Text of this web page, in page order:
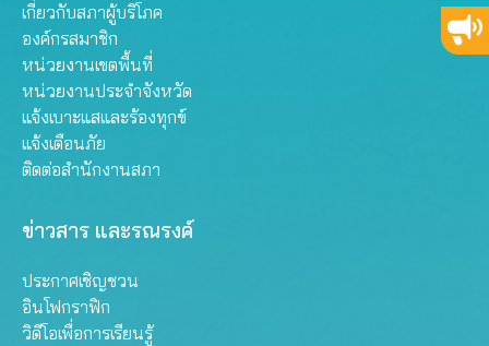
เกี่ยวกับสภาผู้บริโภค
องค์กรสมาชิก
หน่วยงานเขตพื้นที่
หน่วยงานประจำจังหวัด
แจ้งเบาะแสและร้องทุกข์
แจ้งเตือนภัย
ติดต่อสำนักงานสภา
ข่าวสาร และรณรงค์
ประกาศเชิญชวน
อินโฟกราฟิก
วิดีโอเพื่อการเรียนรู้